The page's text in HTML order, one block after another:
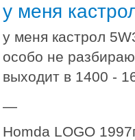
у меня
у меня кастрол
особо не
выходит в 1400 -
—
Homda LOGO